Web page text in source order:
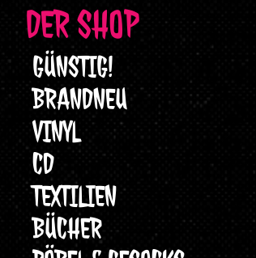
DER SHOP
GÜNSTIG!
BRANDNEU
VINYL
CD
TEXTILIEN
BÜCHER